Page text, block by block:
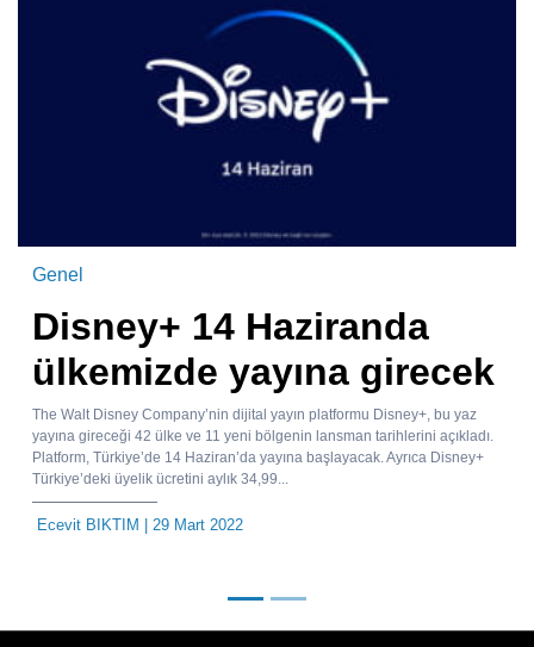
Genel
Disney+ 14 Haziranda
ülkemizde yayına girecek
The Walt Disney Company’nin dijital yayın platformu Disney+, bu yaz
yayına gireceği 42 ülke ve 11 yeni bölgenin lansman tarihlerini açıkladı.
Platform, Türkiye’de 14 Haziran’da yayına başlayacak. Ayrıca Disney+
Türkiye’deki üyelik ücretini aylık 34,99...
Ecevit BIKTIM | 29 Mart 2022